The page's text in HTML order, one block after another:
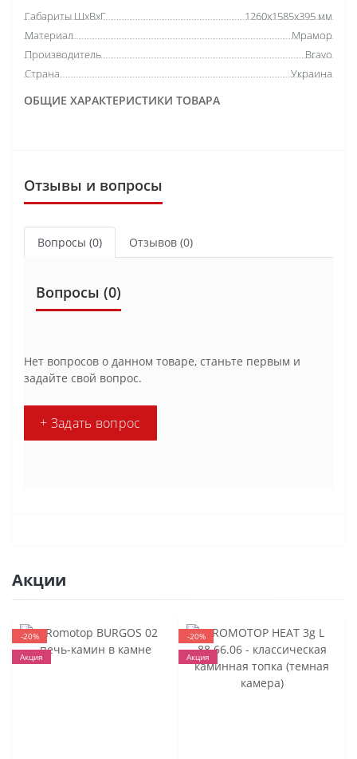
ОБЩИЕ ХАРАКТЕРИСТИКИ ТОВАРА
Габариты ШхВхГ
1260х1585х395 мм
Материал
Мрамор
Производитель
Bravo
Страна
Украина
Отзывы и вопросы
Вопросы (0) Отзывов (0)
Вопросы (0)
Нет вопросов о данном товаре, станьте первым и
задайте свой вопрос.
+ Задать вопрос
Акции
-20%
Акция
-20%
Акция